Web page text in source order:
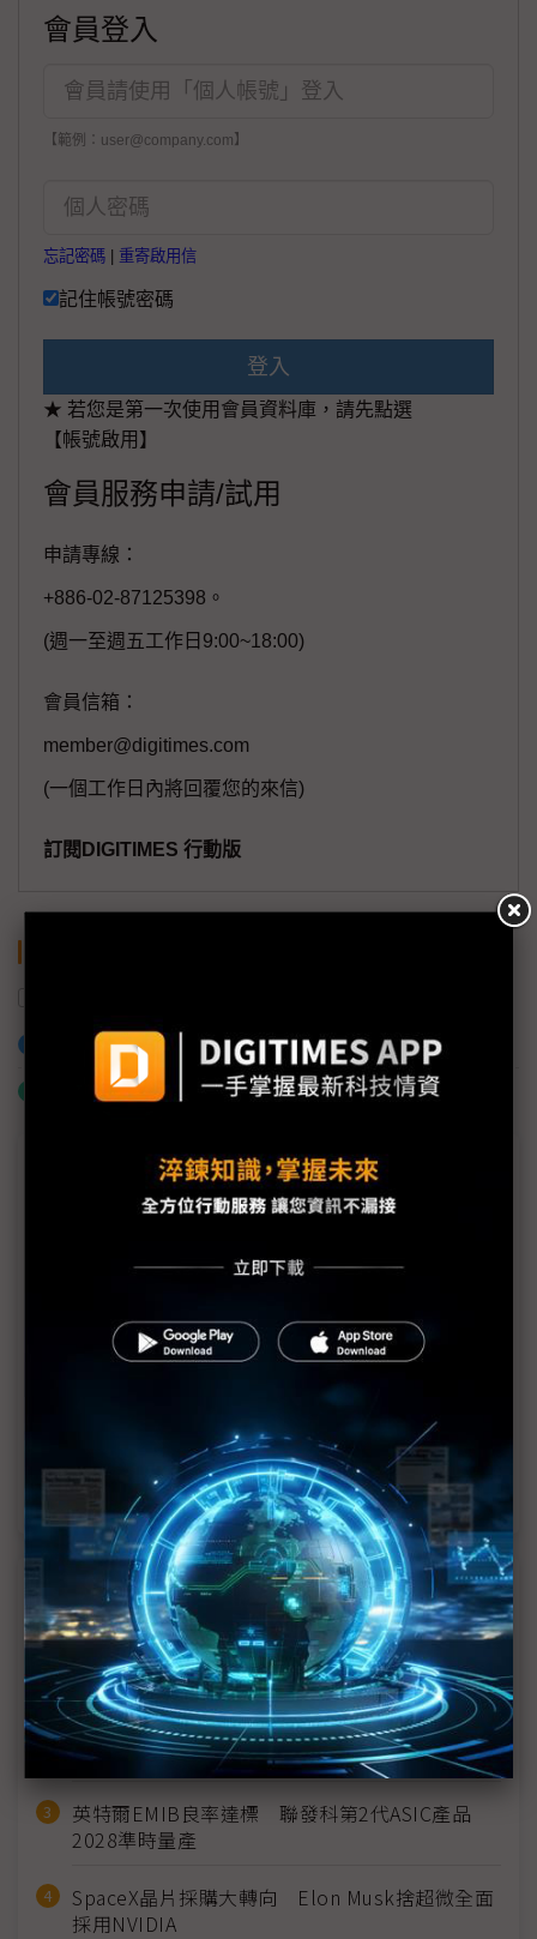
會員登入
【範例：user@company.com】
忘記密碼 重寄啟用信
記住帳號密碼
登入
★ 若您是第一次使用會員資料庫，請先點選
【帳號啟用】
會員服務申請/試用
申請專線：
+886-02-87125398。
(週一至週五工作日9:00~18:00)
會員信箱：
member@digitimes.com
(一個工作日內將回覆您的來信)
訂閱DIGITIMES 行動版
加入已選取到「關鍵字追蹤」
什麼是「關鍵字追蹤」
議題精選－台廠立方衛星商機何在
立方衛星創台廠新商機 施宣輝：智探太空年底前2
立方衛星價低彈性大 尚難達供應鏈經濟規模
台廠切入立方衛星 應以酬載為主、製造為輔
立方衛星成長動能强 大廠積極切入產業鏈
近７天熱門報導
MLCC訂單過熱、出貨比創高 村田示警全球AI基
建熱潮將趨緩
2027全年記憶體產能提前售罄 買家「祕而不
宣」只怕買不夠
英特爾EMIB良率達標 聯發科第2代ASIC產品
2028準時量產
SpaceX晶片採購大轉向 Elon Musk捨超微全面
採用NVIDIA